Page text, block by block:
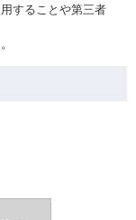
することや第三者